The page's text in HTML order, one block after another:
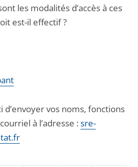
les modalités d’accès à ces
est-il effectif ?
d’envoyer vos noms, fonctions
à l’adresse : sre-